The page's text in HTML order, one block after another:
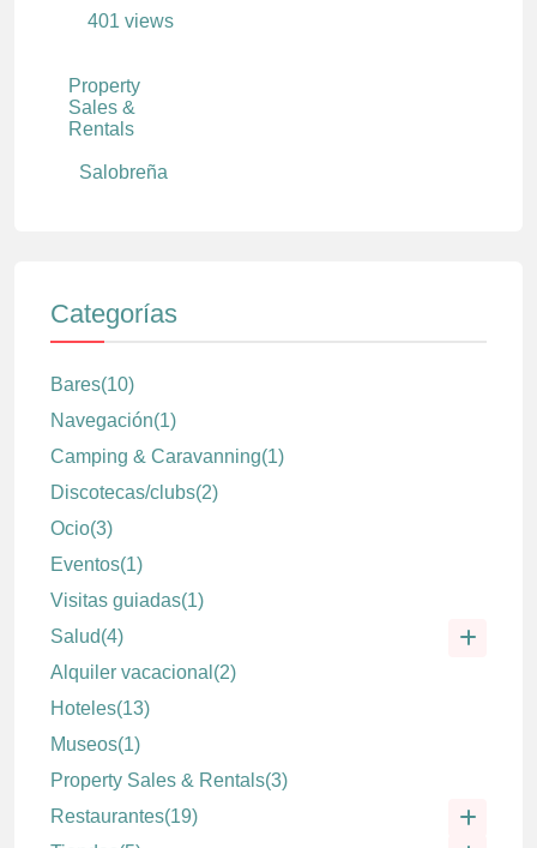
401 views
Property
Sales &
Rentals
Salobreña
Categorías
Bares(10)
Navegación(1)
Camping & Caravanning(1)
Discotecas/clubs(2)
Ocio(3)
Eventos(1)
Visitas guiadas(1)
Salud(4)
Alquiler vacacional (2)
Hoteles(13)
Museos(1)
Property Sales & Rentals(3)
Restaurantes(19)